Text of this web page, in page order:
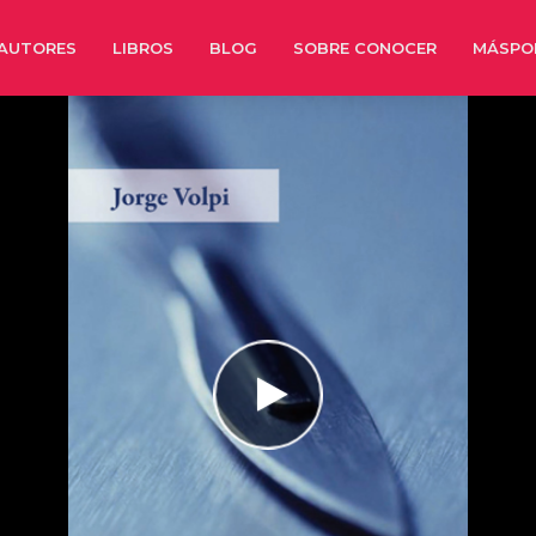
LIBROS BLOG SOBRE CONOCER